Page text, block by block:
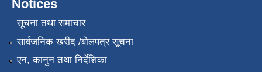
Notices
सूचना तथा समाचार
सार्वजनिक खरीद /बोलपत्र सूचना
एन, कानुन तथा निर्देशिका